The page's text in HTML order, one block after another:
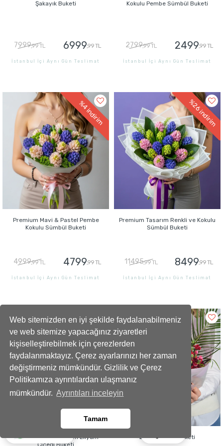
Web sitemizden en iyi şekilde faydalanabilmeniz
ve web sitemize yapacağınız ziyaretleri
kişiselleştirebilmek için çerezlerden
faydalanmaktayız. Çerez ayarlarınızı her zaman
değiştirmeniz mümkündür. Gizlilik ve Çerez
Politikamıza ayrıntılardan ulaşmanız
mümkündür. Ayrıntıları inceleyin
Tamam
Şakayık Buketi
7999,99 TL 6999,99 TL
İstanbul İçi Aynı Gün Teslimat
Kokulu Pembe Sümbül Buketi
2799,99 TL 2499,99 TL
İstanbul İçi Aynı Gün Teslimat
%4
indirim
Premium Mavi & Pastel Pembe
Kokulu Sümbül Buketi
4999,99 TL 4799,99 TL
İstanbul İçi Aynı Gün Teslimat
%26
indirim
Premium Tasarım Renkli ve Kokulu
Sümbül Buketi
11495,99 TL 8499,99 TL
İstanbul İçi Aynı Gün Teslimat
Magic Loving Premium Lilyum
Çiçeği Buketi
Zarif Karanfil Buketi